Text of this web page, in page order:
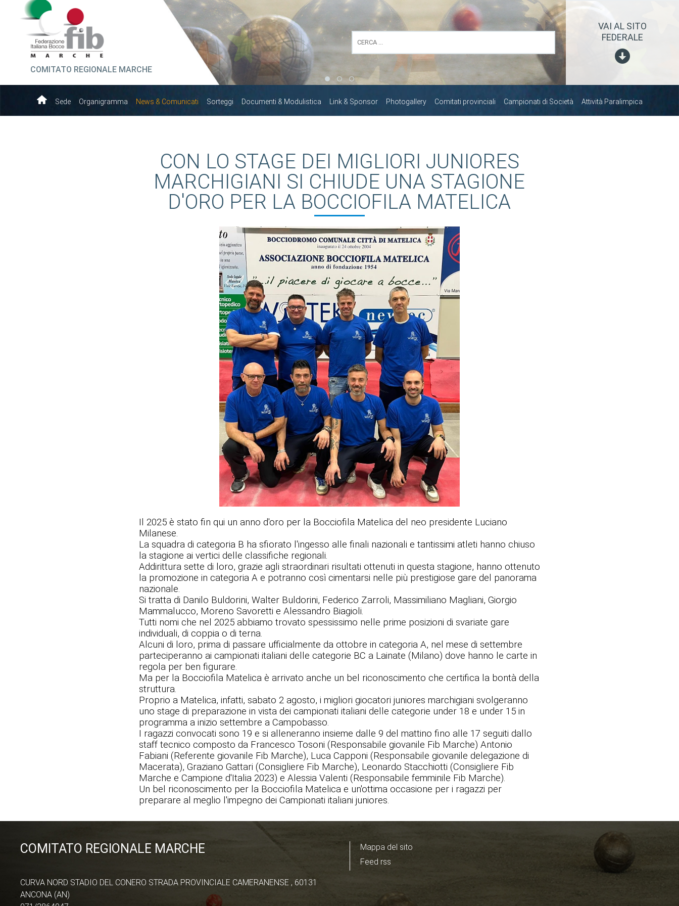
COMITATO REGIONALE MARCHE
VAI AL SITO
FEDERALE
Sede Organigramma News & Comunicati Sorteggi Documenti & Modulistica Link & Sponsor Photogallery Comitati provinciali Campionati di Società Attività Paralimpica
CON LO STAGE DEI MIGLIORI JUNIORES
MARCHIGIANI SI CHIUDE UNA STAGIONE
D'ORO PER LA BOCCIOFILA MATELICA
Il 2025 è stato fin qui un anno d'oro per la Bocciofila Matelica del neo presidente Luciano
Milanese.
La squadra di categoria B ha sfiorato l'ingesso alle finali nazionali e tantissimi atleti hanno chiuso
la stagione ai vertici delle classifiche regionali.
Addirittura sette di loro, grazie agli straordinari risultati ottenuti in questa stagione, hanno ottenuto
la promozione in categoria A e potranno così cimentarsi nelle più prestigiose gare del panorama
nazionale.
Si tratta di Danilo Buldorini, Walter Buldorini, Federico Zarroli, Massimiliano Magliani, Giorgio
Mammalucco, Moreno Savoretti e Alessandro Biagioli.
Tutti nomi che nel 2025 abbiamo trovato spessissimo nelle prime posizioni di svariate gare
individuali, di coppia o di terna.
Alcuni di loro, prima di passare ufficialmente da ottobre in categoria A, nel mese di settembre
parteciperanno ai campionati italiani delle categorie BC a Lainate (Milano) dove hanno le carte in
regola per ben figurare.
Ma per la Bocciofila Matelica è arrivato anche un bel riconoscimento che certifica la bontà della
struttura.
Proprio a Matelica, infatti, sabato 2 agosto, i migliori giocatori juniores marchigiani svolgeranno
uno stage di preparazione in vista dei campionati italiani delle categorie under 18 e under 15 in
programma a inizio settembre a Campobasso.
I ragazzi convocati sono 19 e si alleneranno insieme dalle 9 del mattino fino alle 17 seguiti dallo
staff tecnico composto da Francesco Tosoni (Responsabile giovanile Fib Marche) Antonio
Fabiani (Referente giovanile Fib Marche), Luca Capponi (Responsabile giovanile delegazione di
Macerata), Graziano Gattari (Consigliere Fib Marche), Leonardo Stacchiotti (Consigliere Fib
Marche e Campione d'Italia 2023) e Alessia Valenti (Responsabile femminile Fib Marche).
Un bel riconoscimento per la Bocciofila Matelica e un'ottima occasione per i ragazzi per
preparare al meglio l'impegno dei Campionati italiani juniores.
COMITATO REGIONALE MARCHE
CURVA NORD STADIO DEL CONERO STRADA PROVINCIALE CAMERANENSE , 60131
ANCONA (AN)
Mappa del sito
Feed rss